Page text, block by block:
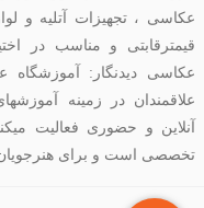
عکاسی ، تجهیزات آتلیه و
قیمترقابتی و مناسب در
عکاسی دیدنگار: آموزشگاه
علاقمندان در زمینه
آنلاین و حضوری فعالیت
تخصصی است و برای هنرجویان